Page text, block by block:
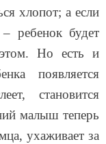
хлопот; а если
ребенок будет
Но есть и
появляется
становится
малыш теперь
ухаживает за